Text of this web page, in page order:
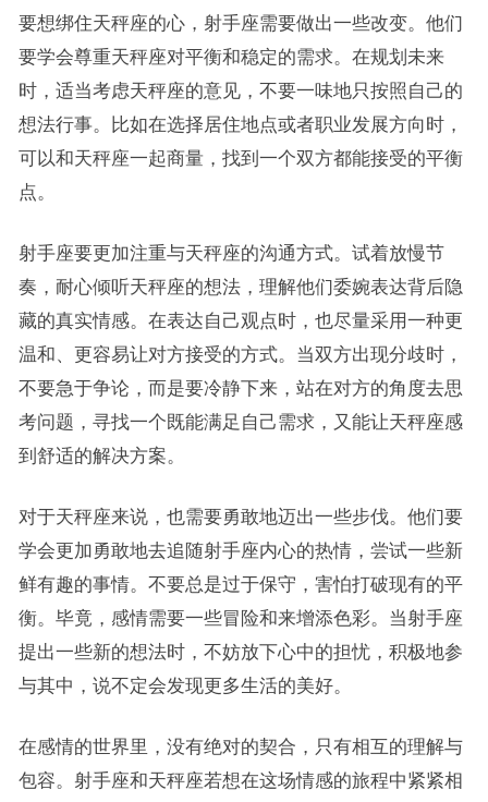
要想绑住天秤座的心，射手座需要做出一些改变。他们
要学会尊重天秤座对平衡和稳定的需求。在规划未来
时，适当考虑天秤座的意见，不要一味地只按照自己的
想法行事。比如在选择居住地点或者职业发展方向时，
可以和天秤座一起商量，找到一个双方都能接受的平衡
点。
射手座要更加注重与天秤座的沟通方式。试着放慢节
奏，耐心倾听天秤座的想法，理解他们委婉表达背后隐
藏的真实情感。在表达自己观点时，也尽量采用一种更
温和、更容易让对方接受的方式。当双方出现分歧时，
不要急于争论，而是要冷静下来，站在对方的角度去思
考问题，寻找一个既能满足自己需求，又能让天秤座感
到舒适的解决方案。
对于天秤座来说，也需要勇敢地迈出一些步伐。他们要
学会更加勇敢地去追随射手座内心的热情，尝试一些新
鲜有趣的事情。不要总是过于保守，害怕打破现有的平
衡。毕竟，感情需要一些冒险和来增添色彩。当射手座
提出一些新的想法时，不妨放下心中的担忧，积极地参
与其中，说不定会发现更多生活的美好。
在感情的世界里，没有绝对的契合，只有相互的理解与
包容。射手座和天秤座若想在这场情感的旅程中紧紧相